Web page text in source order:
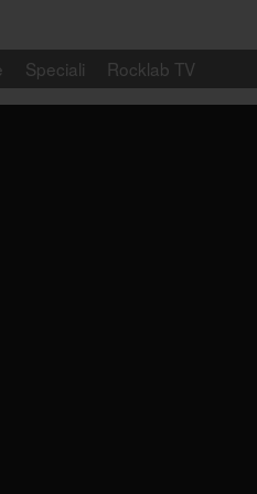
Speciali Rocklab TV